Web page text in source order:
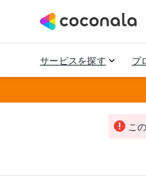
こ